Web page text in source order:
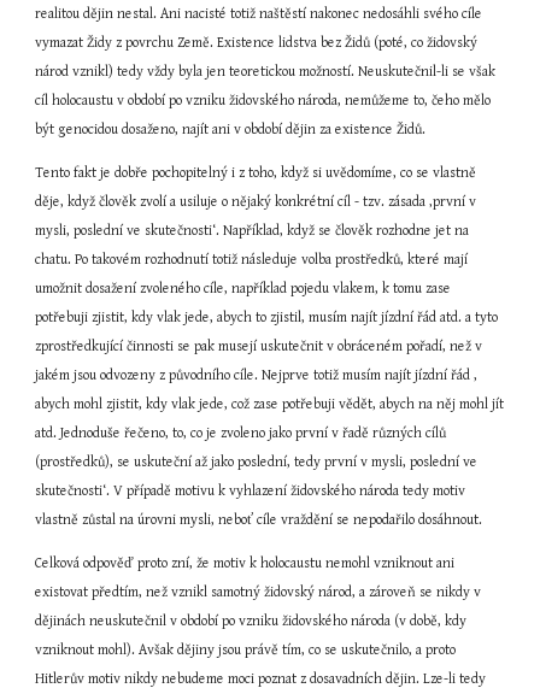
realitou dějin nestal. Ani nacisté totiž naštěstí nakonec nedosáhli svého cíle
vymazat Židy z povrchu Země. Existence lidstva bez Židů (poté, co židovský
národ vznikl) tedy vždy byla jen teoretickou možností. Neuskutečnil-li se však
cíl holocaustu v období po vzniku židovského národa, nemůžeme to, čeho mělo
být genocidou dosaženo, najít ani v období dějin za existence Židů.
Tento fakt je dobře pochopitelný i z toho, když si uvědomíme, co se vlastně
děje, když člověk zvolí a usiluje o nějaký konkrétní cíl - tzv. zásada ‚první v
mysli, poslední ve skutečnosti‘. Například, když se člověk rozhodne jet na
chatu. Po takovém rozhodnutí totiž následuje volba prostředků, které mají
umožnit dosažení zvoleného cíle, například pojedu vlakem, k tomu zase
potřebuji zjistit, kdy vlak jede, abych to zjistil, musím najít jízdní řád atd. a tyto
zprostředkující činnosti se pak musejí uskutečnit v obráceném pořadí, než v
jakém jsou odvozeny z původního cíle. Nejprve totiž musím najít jízdní řád ,
abych mohl zjistit, kdy vlak jede, což zase potřebuji vědět, abych na něj mohl jít
atd. Jednoduše řečeno, to, co je zvoleno jako první v řadě různých cílů
(prostředků), se uskuteční až jako poslední, tedy první v mysli, poslední ve
skutečnosti‘. V případě motivu k vyhlazení židovského národa tedy motiv
vlastně zůstal na úrovni mysli, neboť cíle vraždění se nepodařilo dosáhnout.
Celková odpověď proto zní, že motiv k holocaustu nemohl vzniknout ani
existovat předtím, než vznikl samotný židovský národ, a zároveň se nikdy v
dějinách neuskutečnil v období po vzniku židovského národa (v době, kdy
vzniknout mohl). Avšak dějiny jsou právě tím, co se uskutečnilo, a proto
Hitlerův motiv nikdy nebudeme moci poznat z dosavadních dějin. Lze-li tedy